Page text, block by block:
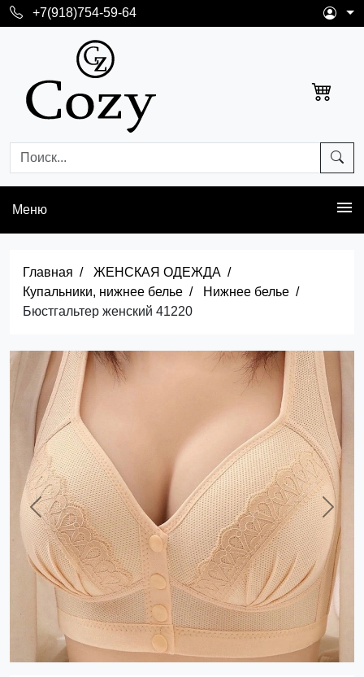
+7(918)754-59-64
Меню
Главная
ЖЕНСКАЯ ОДЕЖДА
Купальники, нижнее белье
Нижнее белье
Бюстгальтер женский 41220
Previous Next